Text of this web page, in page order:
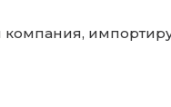
компания,